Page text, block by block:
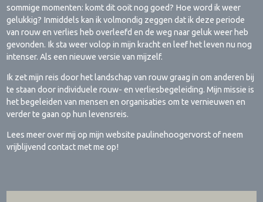
sommige momenten: komt dit ooit nog goed? Hoe word ik weer
gelukkig? Inmiddels kan ik volmondig zeggen dat ik deze periode
van rouw en verlies heb overleefd en de weg naar geluk weer heb
gevonden. Ik sta weer volop in mijn kracht en leef het leven nu nog
intenser. Als een nieuwe versie van mijzelf.
Ik zet mijn reis door het landschap van rouw graag in om anderen bij
te staan door individuele rouw- en verliesbegeleiding. Mijn missie is
het begeleiden van mensen en organisaties om te vernieuwen en
verder te gaan op hun levensreis.
Lees meer over mij op mijn website paulinehoogervorst of neem
vrijblijvend contact met me op!